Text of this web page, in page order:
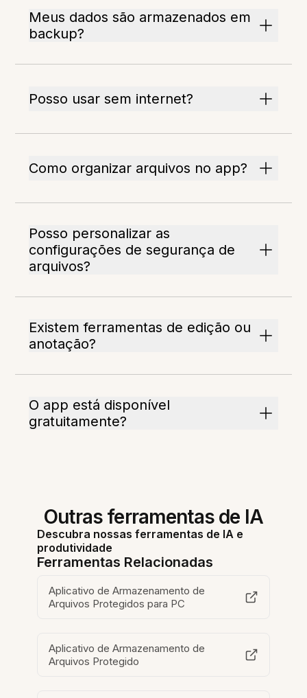
Meus dados são armazenados em
backup?
Posso usar sem internet?
Como organizar arquivos no app?
Posso personalizar as
configurações de segurança de
arquivos?
Existem ferramentas de edição ou
anotação?
O app está disponível
gratuitamente?
Outras ferramentas de IA
Descubra nossas ferramentas de IA e
produtividade
Ferramentas Relacionadas
Aplicativo de Armazenamento de
Arquivos Protegidos para PC
Aplicativo de Armazenamento de
Arquivos Protegido